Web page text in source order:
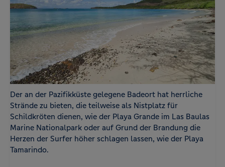
Der an der Pazifikküste gelegene Badeort hat herrliche
Strände zu bieten, die teilweise als Nistplatz für
Schildkröten dienen, wie der Playa Grande im Las Baulas
Marine Nationalpark oder auf Grund der Brandung die
Herzen der Surfer höher schlagen lassen, wie der Playa
Tamarindo.